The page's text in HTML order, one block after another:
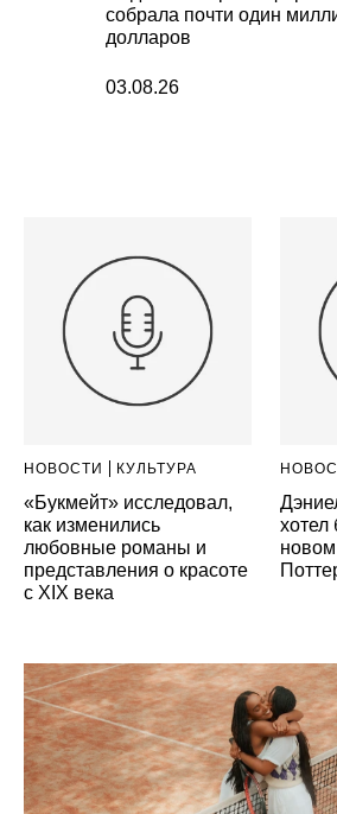
собрала почти один
долларов
03.08.26
НОВОСТИ КУЛЬТУРА
«Букмейт» исследовал,
как изменились
любовные романы и
представления о красоте
с XIX века
хотел